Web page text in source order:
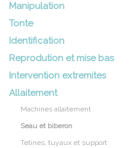
Manipulation
Tonte
Identification
Reprodution et mise bas
Intervention extremites
Allaitement
Machines allaitement
Seau et biberon
Tetines, tuyaux et support